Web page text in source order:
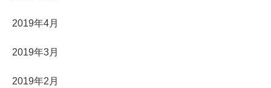
2019年4月
2019年3月
2019年2月